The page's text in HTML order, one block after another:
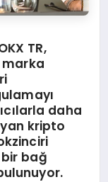
TR,
marka
daha
kripto
bağ